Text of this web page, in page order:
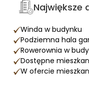
Największe
Winda w budynku
Podziemna hala
Rowerownia w
Dostępne
W ofercie